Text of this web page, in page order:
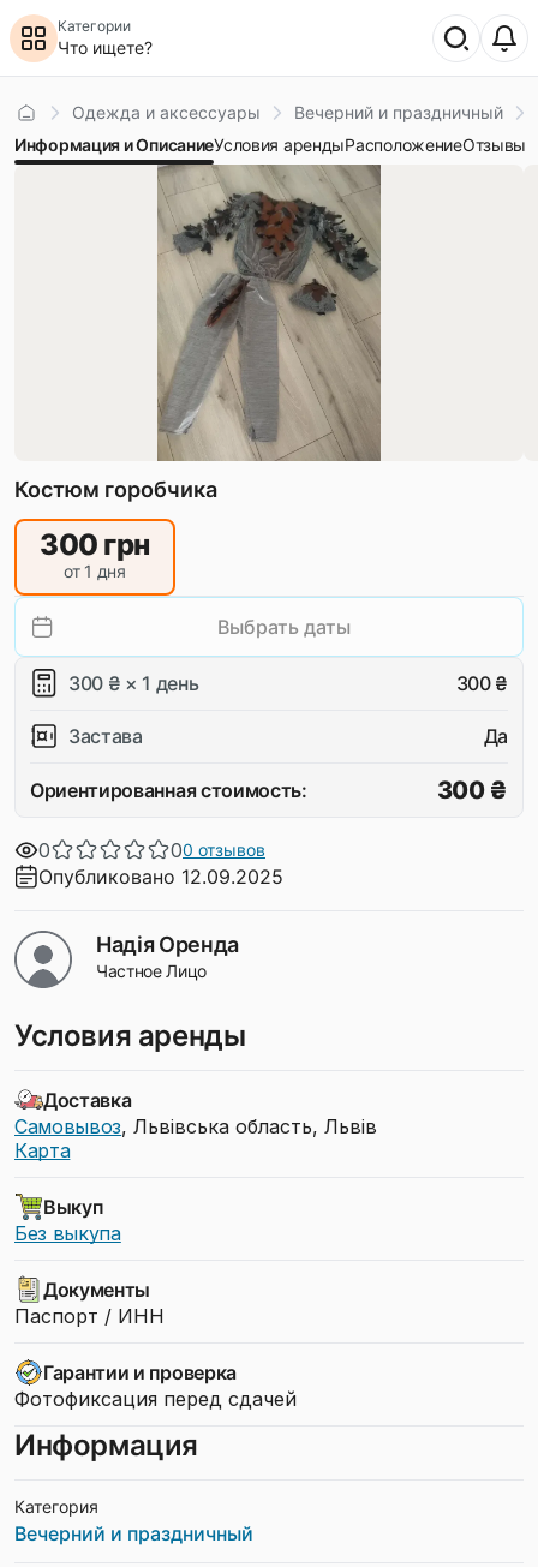
Категории
Что ищете?
Главная
Одежда и аксессуары Вечерний и праздничный
Информация и ОписаниеУсловия арендыРасположениеОтзывы
Костюм горобчика
300 грн
от 1 дня
Выбрать даты
300 ₴ × 1 день 300 ₴
Застава Да
Ориентированная стоимость: 300 ₴
0 00 отзывов
Опубликовано 12.09.2025
Надія Оренда
Частное Лицо
Условия аренды
Доставка
Самовывоз, Львівська область, Львів
Карта
Выкуп
Без выкупа
Документы
Паспорт / ИНН
Гарантии и проверка
Фотофиксация перед сдачей
Информация
Категория
Вечерний и праздничный